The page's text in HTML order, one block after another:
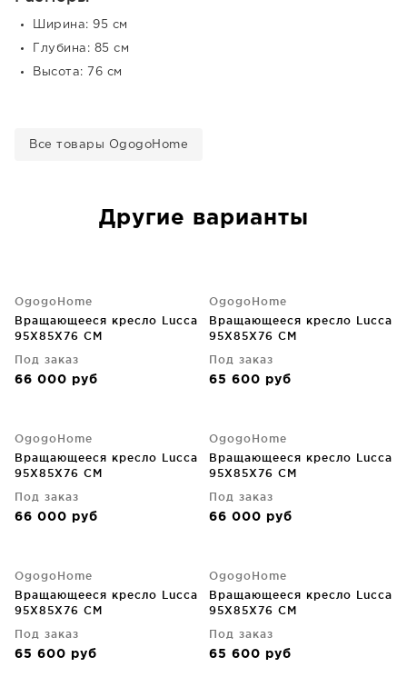
Ширина: 95 см
Глубина: 85 см
Высота: 76 см
Все товары OgogoHome
Другие варианты
OgogoHome
Вращающееся кресло Lucca
95X85X76 CM
Под заказ
66 000 руб
OgogoHome
Вращающееся кресло Lucca
95X85X76 CM
Под заказ
65 600 руб
OgogoHome
Вращающееся кресло Lucca
95X85X76 CM
Под заказ
66 000 руб
OgogoHome
Вращающееся кресло Lucca
95X85X76 CM
Под заказ
66 000 руб
OgogoHome
Вращающееся кресло Lucca
95X85X76 CM
Под заказ
65 600 руб
OgogoHome
Вращающееся кресло Lucca
95X85X76 CM
Под заказ
65 600 руб